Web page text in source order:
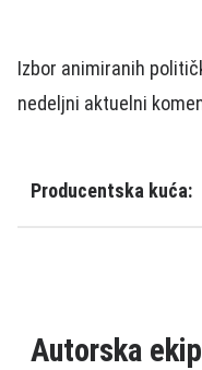
Izbor animiranih
nedeljni aktuelni
Producentska kuća:
Autorska